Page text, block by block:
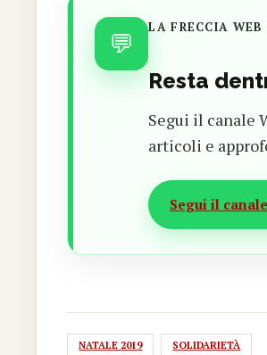
💬 LA FRECCIA
Resta
Segui il canale
articoli e
Segui il
NATALE 2019 SOLIDARIETÀ